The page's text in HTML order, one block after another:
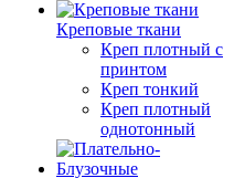
Креповые ткани
Креп плотный с
принтом
Креп тонкий
Креп плотный
однотонный